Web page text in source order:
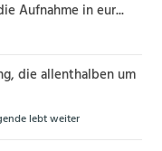
Aufnahme in eur...
die allenthalben um
lebt weiter